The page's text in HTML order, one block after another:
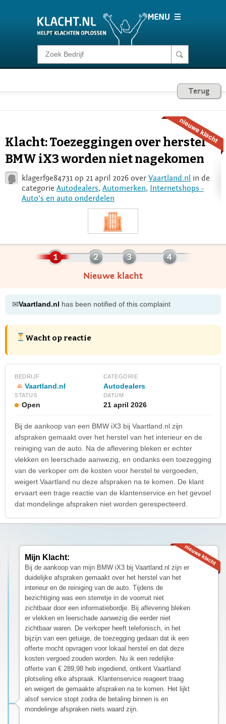
Klacht melden
Consumentenrecht
Voor Bedrijven
Login
Terug
Klacht: Toezeggingen over herstel
BMW iX3 worden niet nagekomen
klagerf9e84731 op 21 april 2026 overVaartland.nl in de
categorie Autodealers, Automerken, Internetshops -
Auto's en auto onderdelen
Nieuwe klacht
✉Vaartland.nl has been notified of this complaint
Wacht op reactie
BEDRIJF
Vaartland.nl
CATEGORIE
Autodealers
STATUS
Open
DATUM
21 april 2026
Bij de aankoop van een BMW iX3 bij Vaartland.nl zijn
afspraken gemaakt over het herstel van het interieur en de
reiniging van de auto. Na de aflevering bleken er echter
vlekken en leerschade aanwezig, en ondanks een toezegging
van de verkoper om de kosten voor herstel te vergoeden,
weigert Vaartland nu deze afspraken na te komen. De klant
ervaart een trage reactie van de klantenservice en het gevoel
dat mondelinge afspraken niet worden gerespecteerd.
Mijn Klacht:
Bij de aankoop van mijn BMW iX3 bij Vaartland.nl zijn er
duidelijke afspraken gemaakt over het herstel van het
interieur en de reiniging van de auto. Tijdens de
bezichtiging was een sterretje in de voorruit niet
zichtbaar door een informatiebordje. Bij aflevering bleken
er vlekken en leerschade aanwezig die eerder niet
zichtbaar waren. De verkoper heeft telefonisch, in het
bijzijn van een getuige, de toezegging gedaan dat ik een
offerte mocht opvragen voor lokaal herstel en dat deze
kosten vergoed zouden worden. Nu ik een redelijke
offerte van € 289,98 heb ingediend, ontkent Vaartland
plotseling elke afspraak. Klantenservice reageert traag
en weigert de gemaakte afspraken na te komen. Het lijkt
alsof service stopt zodra de betaling binnen is en
mondelinge afspraken niets waard zijn.